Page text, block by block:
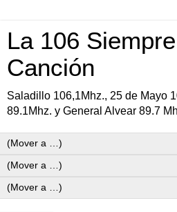
La 106
Canción
Saladillo 106,1Mhz., 25 de Mayo
89.1Mhz. y General Alvear 89.7